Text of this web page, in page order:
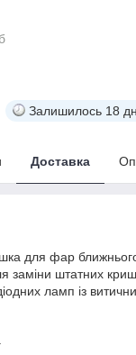
Залишилось 18
Доставка
для фар
заміни штатних
ламп із